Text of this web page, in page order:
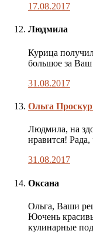
17.08.2017
Людмила
Курица
большое за
31.08.2017
Комментарий
публикации
Ольга
Людмила, на
нравится!
31.08.2017
Оксана
Ольга, Ваши
Юочень
кулинарные